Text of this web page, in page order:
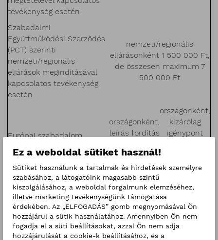
tevékenység esetén
Szabadalmi
Együttműködési Szerződés
(PCT) szerinti
nemzeti/regionális
eljárások megindításával
kapcsolatos tevékenység
esetén
nemzeti/regionális
eljárásonként 1 500 000 Ft,
de összesen maximum 7
500 000 Ft
Európai szabadalom
hatályosításával
kapcsolatos tevékenységek
esetén
országonként,
leírás fordítás
000 Ft
országonként,
kizárólag
igénypont
000 Ft
de összesen maximum 2
000 000 Ft
Hazai védjegy bejelentés
megtételével kapcsolatos
tevékenység esetén
100 000 Ft
Ez a weboldal sütiket használ!
Sütiket használunk a tartalmak és hirdetések személyre
szabásához, a látogatóink magasabb szintű
kiszolgálásához, a weboldal forgalmunk elemzéséhez,
illetve marketing tevékenységünk támogatása
érdekében. Az „ELFOGADÁS” gomb megnyomásával Ön
hozzájárul a sütik használatához. Amennyiben Ön nem
fogadja el a süti beállításokat, azzal Ön nem adja
hozzájárulását a cookie-k beállításához, és a